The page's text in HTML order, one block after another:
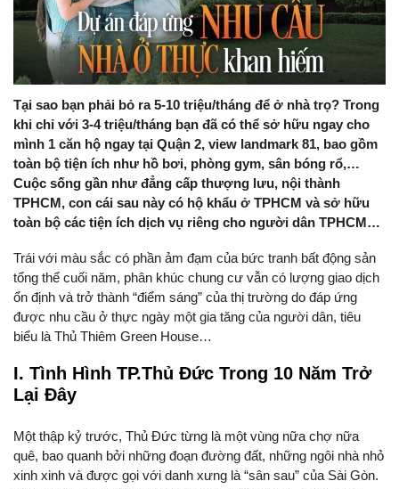
Tại sao bạn phải bỏ ra 5-10 triệu/tháng để ở nhà trọ? Trong
khi chỉ với 3-4 triệu/tháng bạn đã có thể sở hữu ngay cho
mình 1 căn hộ ngay tại Quận 2, view landmark 81, bao gồm
toàn bộ tiện ích như hồ bơi, phòng gym, sân bóng rổ,…
Cuộc sống gần như đẳng cấp thượng lưu, nội thành
TPHCM, con cái sau này có hộ khẩu ở TPHCM và sở hữu
toàn bộ các tiện ích dịch vụ riêng cho người dân TPHCM…
Trái với màu sắc có phần ảm đạm của bức tranh bất động sản
tổng thể cuối năm, phân khúc chung cư vẫn có lượng giao dịch
ổn định và trở thành “điểm sáng” của thị trường do đáp ứng
được nhu cầu ở thực ngày một gia tăng của người dân, tiêu
biểu là Thủ Thiêm Green House…
I. Tình Hình TP.Thủ Đức Trong 10 Năm Trở
Lại Đây
Một thập kỷ trước, Thủ Đức từng là một vùng nữa chợ nữa
quê, bao quanh bởi những đoạn đường đất, những ngôi nhà nhỏ
xinh xinh và được gọi với danh xưng là “sân sau” của Sài Gòn.